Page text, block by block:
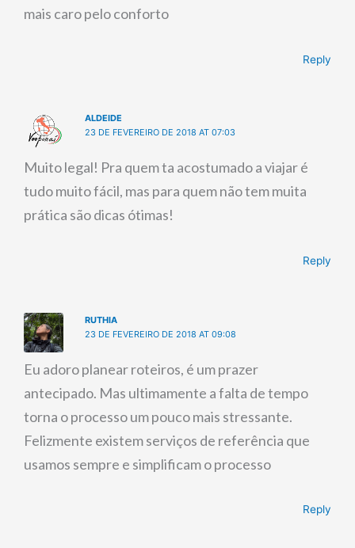
mais caro pelo conforto
Reply
ALDEIDE
23 DE FEVEREIRO DE 2018 AT 07:03
Muito legal! Pra quem ta acostumado a viajar é
tudo muito fácil, mas para quem não tem muita
prática são dicas ótimas!
Reply
RUTHIA
23 DE FEVEREIRO DE 2018 AT 09:08
Eu adoro planear roteiros, é um prazer
antecipado. Mas ultimamente a falta de tempo
torna o processo um pouco mais stressante.
Felizmente existem serviços de referência que
usamos sempre e simplificam o processo
Reply